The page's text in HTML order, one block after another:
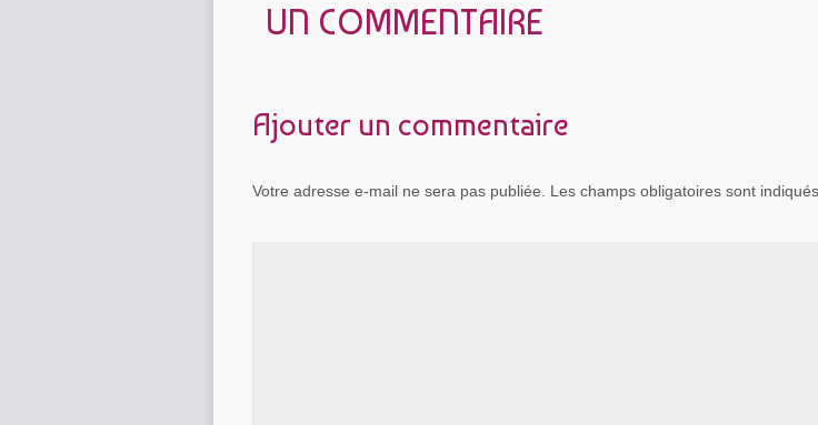
UN COMMENTAIRE
Ajouter un commentaire
Votre adresse e-mail ne sera pas publiée. Les champs obligatoires sont